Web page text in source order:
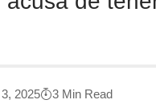
2025 3 Min Read